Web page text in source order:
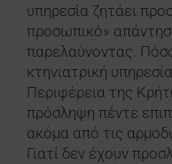
υπηρεσία ζητάει
προσωπικό»
παρελαύνοντας.
κτηνιατρική
Περιφέρεια της
πρόσληψη πέντε
ακόμα από τις
Γιατί δεν έχουν